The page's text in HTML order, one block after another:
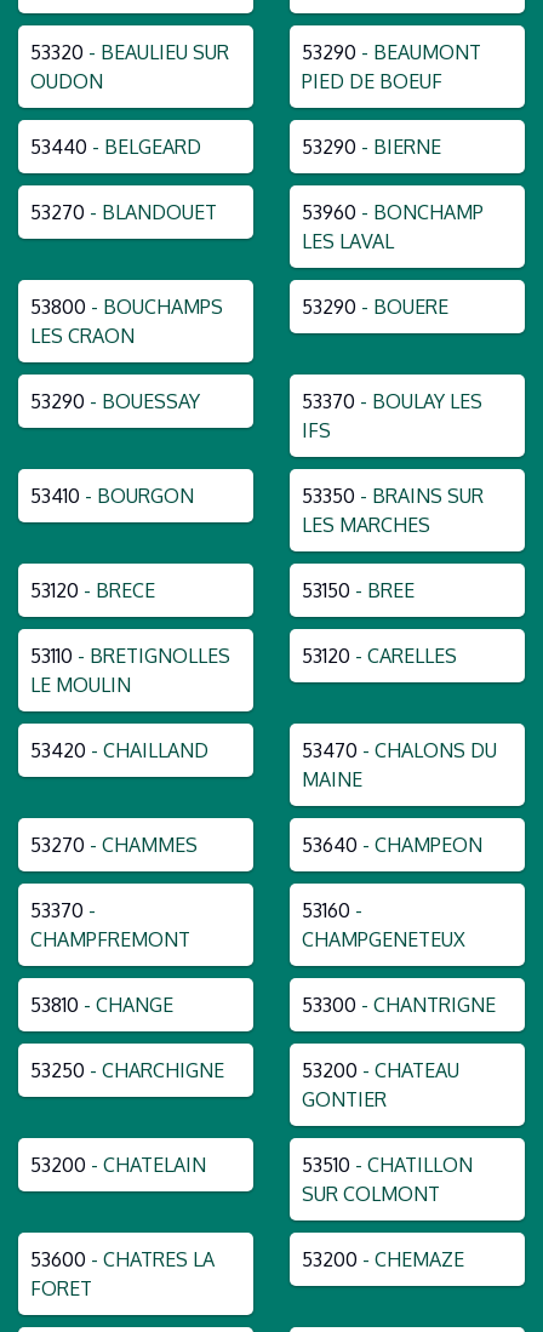
53320 - BEAULIEU SUR
OUDON
53290 - BEAUMONT
PIED DE BOEUF
53440 - BELGEARD 53290 - BIERNE
53270 - BLANDOUET 53960 - BONCHAMP
LES LAVAL
53800 - BOUCHAMPS
LES CRAON
53290 - BOUERE
53290 - BOUESSAY 53370 - BOULAY LES
IFS
53410 - BOURGON 53350 - BRAINS SUR
LES MARCHES
53120 - BRECE 53150 - BREE
53110 - BRETIGNOLLES
LE MOULIN
53120 - CARELLES
53420 - CHAILLAND 53470 - CHALONS DU
MAINE
53270 - CHAMMES 53640 - CHAMPEON
53370 -
CHAMPFREMONT
53160 -
CHAMPGENETEUX
53810 - CHANGE 53300 - CHANTRIGNE
53250 - CHARCHIGNE 53200 - CHATEAU
GONTIER
53200 - CHATELAIN 53510 - CHATILLON
SUR COLMONT
53600 - CHATRES LA
FORET
53200 - CHEMAZE